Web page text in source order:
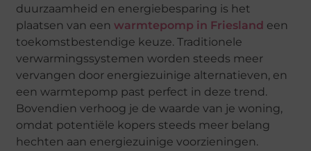
duurzaamheid en energiebesparing is het
plaatsen van eenwarmtepomp in Friesland een
toekomstbestendige keuze. Traditionele
verwarmingssystemen worden steeds meer
vervangen door energiezuinige alternatieven, en
een warmtepomp past perfect in deze trend.
Bovendien verhoog je de waarde van je woning,
omdat potentiële kopers steeds meer belang
hechten aan energiezuinige voorzieningen.